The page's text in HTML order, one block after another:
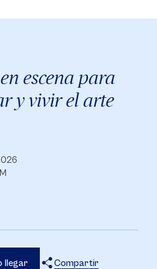
escena para
y vivir el arte
llegar
Compartir